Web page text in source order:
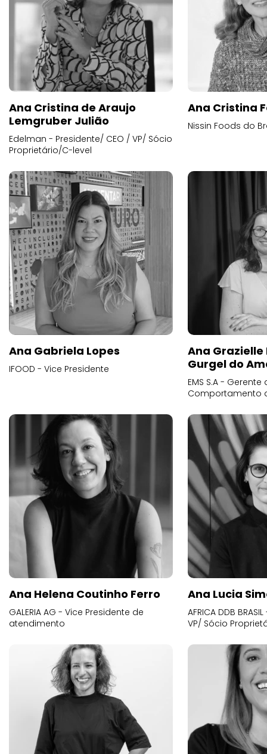
Ana Cristina de Araujo
Lemgruber Julião
Edelman - Presidente/ CEO / VP/ Sócio
Proprietário/C-level
Ana Cristina
Nissin Foods do
Ana Gabriela Lopes
IFOOD - Vice Presidente
Ana
Gurgel do
EMS S.A -
Comportamento
Ana Helena Coutinho Ferro
GALERIA AG - Vice Presidente de
atendimento
Ana Lucia
AFRICA DDB
VP/ Sócio